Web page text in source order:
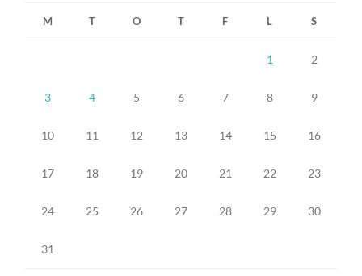
M T O T F L S
1 2
3 4 5 6 7 8 9
10 11 12 13 14 15 16
17 18 19 20 21 22 23
24 25 26 27 28 29 30
31